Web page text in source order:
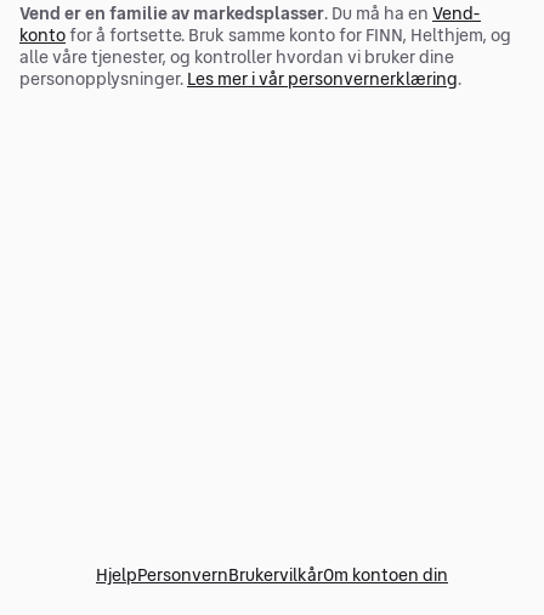
Vend er en familie av markedsplasser. Du må ha en Vend-
kontofor å fortsette. Bruk samme konto for FINN, Helthjem, og
alle våre tjenester, og kontroller hvordan vi bruker dine
personopplysninger. Les mer i vår personvernerklæring.
HjelpPersonvernBrukervilkårOm kontoen din